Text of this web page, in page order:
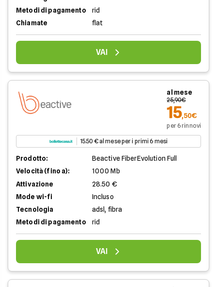
Metodi di pagamento
rid
Chiamate
flat
VAI
al mese
25,90€
15,50€
per 6 rinnovi
15.50 € al mese per i primi 6 mesi
Prodotto:
Beactive FiberEvolution Full
Velocità (fino a):
1000 Mb
Attivazione
28.50 €
Mode wi-fi
Incluso
Tecnologia
adsl, fibra
Metodi di pagamento
rid
VAI